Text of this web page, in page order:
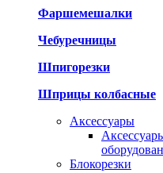
Фаршемешалки
Чебуречницы
Шпигорезки
Шприцы колбасные
Аксессуары
Блокорезки